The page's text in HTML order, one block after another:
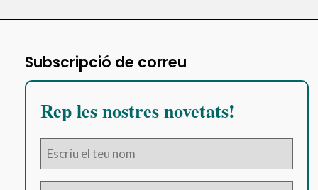
Subscripció de correu
Rep les nostres novetats!